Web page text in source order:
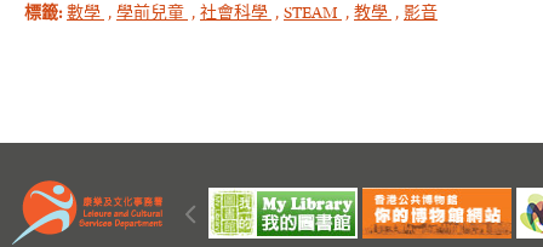
標籤: 數學 , 學前兒童 , 社會科學 , STEAM , 教學 , 影音